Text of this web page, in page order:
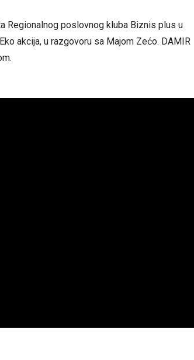
Regionalnog poslovnog kluba Biznis plus u
akcija, u razgovoru sa Majom Zećo. DAMIR